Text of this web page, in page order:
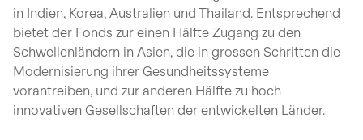
in Indien, Korea, Australien und Thailand. Entsprechend
bietet der Fonds zur einen Hälfte Zugang zu den
Schwellenländern in Asien, die in grossen Schritten die
Modernisierung ihrer Gesundheitssysteme
vorantreiben, und zur anderen Hälfte zu hoch
innovativen Gesellschaften der entwickelten Länder.